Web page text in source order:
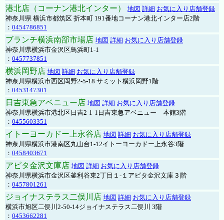
港北店（コーナン港北インター） 地図 詳細 お気に入り店舗登録
神奈川県 横浜市都筑区 折本町 191番地コーナン港北インター店2階
： 0454786851
ブランチ横浜南部市場店 地図 詳細 お気に入り店舗登録
神奈川県横浜市金沢区鳥浜町1-1
： 0457737851
横浜岡野店 地図 詳細 お気に入り店舗登録
神奈川県横浜市西区岡野2-5-18 サミット横浜岡野1階
： 0453147301
日吉東急アベニュー店 地図 詳細 お気に入り店舗登録
神奈川県横浜市港北区日吉2-1-1日吉東急アベニュー 本館3階
： 0455603351
イトーヨーカドー上永谷店 地図 詳細 お気に入り店舗登録
神奈川県横浜市港南区丸山台1-12イトーヨーカドー上永谷3階
： 0458403671
アピタ金沢文庫店 地図 詳細 お気に入り店舗登録
神奈川県横浜市金沢区釜利谷東2丁目１-１アピタ金沢文庫３階
： 0457801261
ジョイナステラス二俣川店 地図 詳細 お気に入り店舗登録
横浜市旭区二俣川2-50-14ジョイナステラス二俣川 3階
： 0453662281